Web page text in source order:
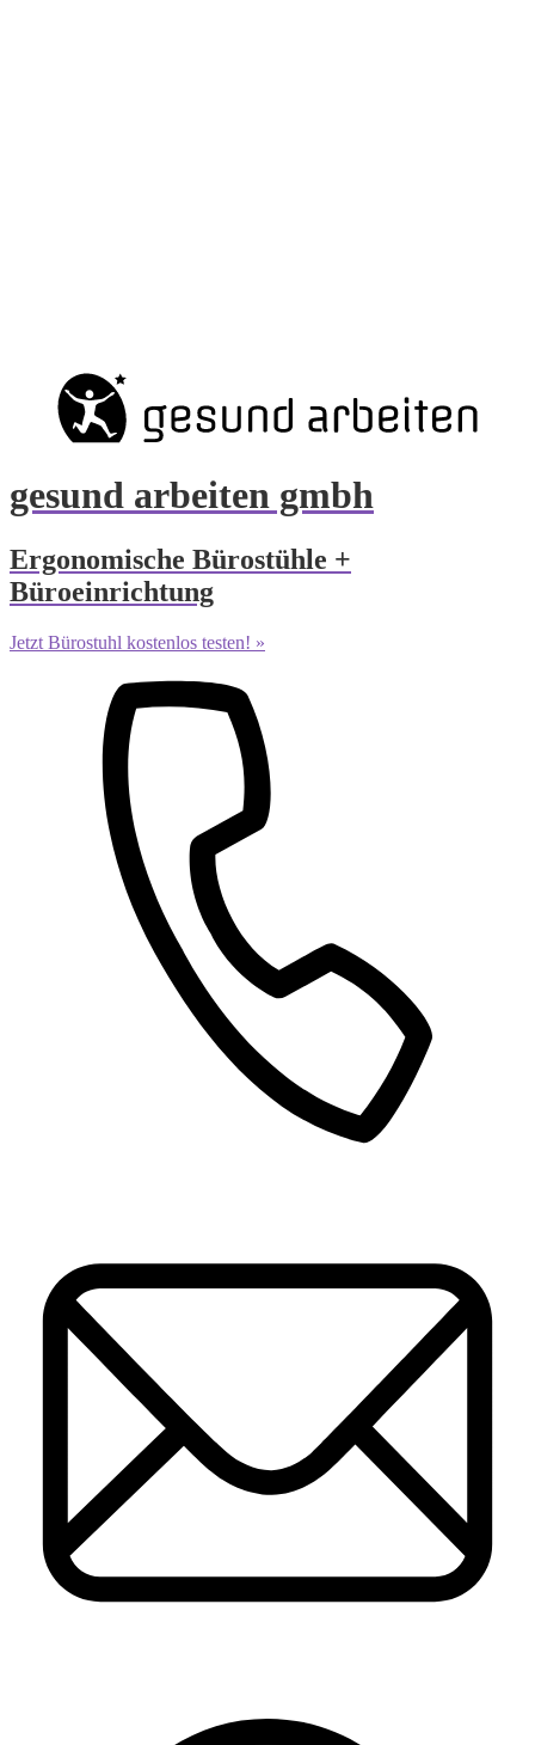
gesund arbeiten gmbh
Ergonomische Bürostühle +
Büroeinrichtung
Jetzt Bürostuhl kostenlos testen! »